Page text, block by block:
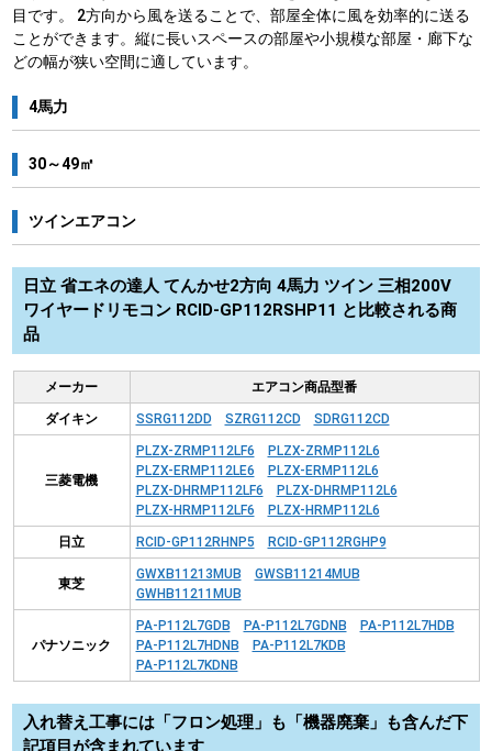
目です。 2方向から風を送ることで、部屋全体に風を効率的に送る
ことができます。縦に長いスペースの部屋や小規模な部屋・廊下な
どの幅が狭い空間に適しています。
4馬力
30～49㎡
ツインエアコン
日立 省エネの達人 てんかせ2方向 4馬力 ツイン 三相200V
ワイヤードリモコン RCID-GP112RSHP11 と比較される商
品
メーカー エアコン商品型番
ダイキン SSRG112DD SZRG112CD SDRG112CD
三菱電機
PLZX-ZRMP112LF6
PLZX-ZRMP112L6
PLZX-ERMP112LE6
PLZX-ERMP112L6
PLZX-DHRMP112LF6
PLZX-DHRMP112L6
PLZX-HRMP112LF6
PLZX-HRMP112L6
日立 RCID-GP112RHNP5 RCID-GP112RGHP9
東芝
GWXB11213MUB
GWSB11214MUB
GWHB11211MUB
パナソニック
PA-P112L7GDB PA-P112L7GDNB
PA-P112L7HDB
PA-P112L7HDNB
PA-P112L7KDB
PA-P112L7KDNB
入れ替え工事には「フロン処理」も「機器廃棄」も含んだ下